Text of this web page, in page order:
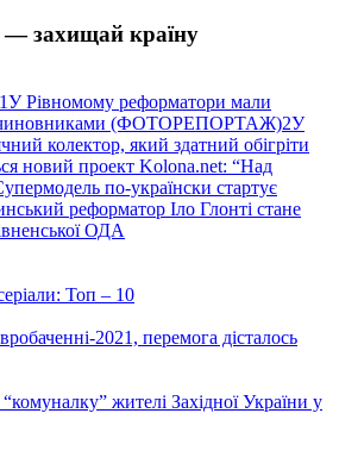
захищай країну
1У Рівномому реформатори мали
чиновниками (ФОТОРЕПОРТАЖ)2У
колектор, який здатний обігріти
новий проект Kolona.net: “Над
по-українски стартує
реформатор Іло Глонті стане
ОДА
Топ – 10
2021, перемога дісталось
жителі Західної України у